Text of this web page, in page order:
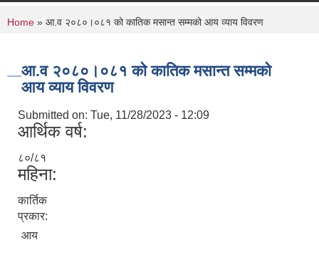
You are here
Home » आ.व २०८०।०८१ को कातिक मसान्त सम्मको आय व्याय विवरण
आ.व २०८०।०८१ को कातिक मसान्त सम्मको
आय व्याय विवरण
Submitted on: Tue, 11/28/2023 - 12:09
आर्थिक वर्ष:
८०/८१
महिना:
कार्तिक
प्रकार:
आय